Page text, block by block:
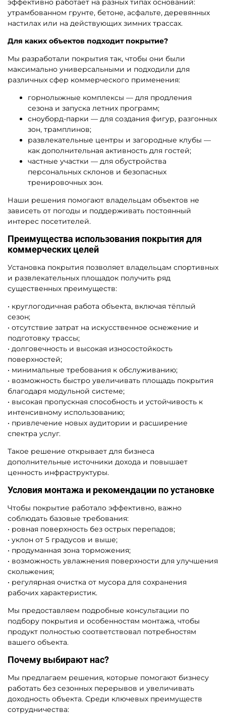
эффективно работает на разных типах оснований:
утрамбованном грунте, бетоне, асфальте, деревянных
настилах или на действующих зимних трассах.
Для каких объектов подходит покрытие?
Мы разработали покрытия так, чтобы они были
максимально универсальными и подходили для
различных сфер коммерческого применения:
горнолыжные комплексы — для продления
сезона и запуска летних программ;
сноуборд-парки — для создания фигур, разгонных
зон, трамплинов;
развлекательные центры и загородные клубы —
как дополнительная активность для гостей;
частные участки — для обустройства
персональных склонов и безопасных
тренировочных зон.
Наши решения помогают владельцам объектов не
зависеть от погоды и поддерживать постоянный
интерес посетителей.
Преимущества использования покрытия для
коммерческих целей
Установка покрытия позволяет владельцам спортивных
и развлекательных площадок получить ряд
существенных преимуществ:
• круглогодичная работа объекта, включая тёплый
сезон;
• отсутствие затрат на искусственное оснежение и
подготовку трассы;
• долговечность и высокая износостойкость
поверхностей;
• минимальные требования к обслуживанию;
• возможность быстро увеличивать площадь покрытия
благодаря модульной системе;
• высокая пропускная способность и устойчивость к
интенсивному использованию;
• привлечение новых аудитории и расширение
спектра услуг.
Такое решение открывает для бизнеса
дополнительные источники дохода и повышает
ценность инфраструктуры.
Условия монтажа и рекомендации по установке
Чтобы покрытие работало эффективно, важно
соблюдать базовые требования:
• ровная поверхность без острых перепадов;
• уклон от 5 градусов и выше;
• продуманная зона торможения;
• возможность увлажнения поверхности для улучшения
скольжения;
• регулярная очистка от мусора для сохранения
рабочих характеристик.
Мы предоставляем подробные консультации по
подбору покрытия и особенностям монтажа, чтобы
продукт полностью соответствовал потребностям
вашего объекта.
Почему выбирают нас?
Мы предлагаем решения, которые помогают бизнесу
работать без сезонных перерывов и увеличивать
доходность объекта. Среди ключевых преимуществ
сотрудничества: